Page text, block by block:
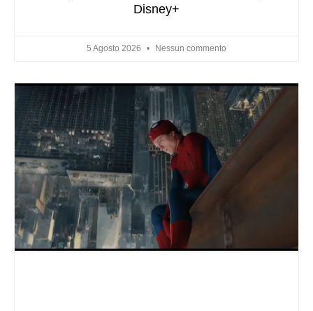
Disney+
5 Agosto 2026 Nessun commento